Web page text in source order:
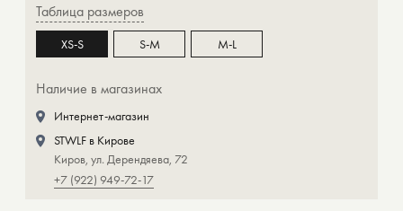
Таблица размеров
XS-S S-M M-L
Наличие в магазинах
Интернет-магазин
STWLF в Кирове
Киров, ул. Дерендяева, 72
+7 (922) 949-72-17